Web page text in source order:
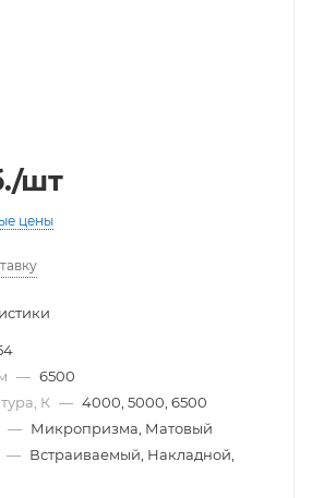
/шт
цены
— 6500
К — 4000, 5000, 6500
— Микропризма, Матовый
— Встраиваемый, Накладной,